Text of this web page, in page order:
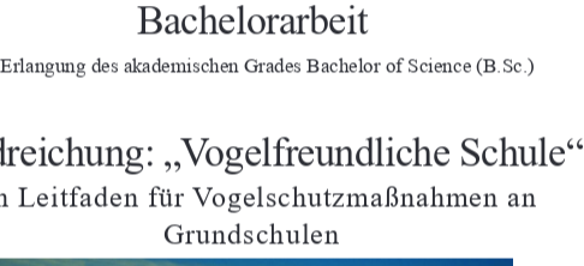
Bachelorarbeit
des akademischen Grades Bachelor of Science (B.Sc.)
„Vogelfreundliche Schule“
Leitfaden für Vogelschutzmaßnahmen an
Grundschulen